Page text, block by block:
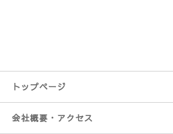
トップページ
会社概要・アクセス